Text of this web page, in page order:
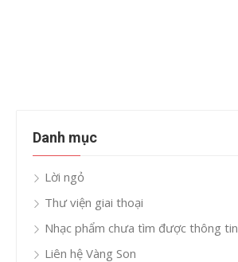
Danh mục
Lời ngỏ
Thư viện giai thoại
Nhạc phẩm chưa tìm được thông tin
Liên hệ Vàng Son